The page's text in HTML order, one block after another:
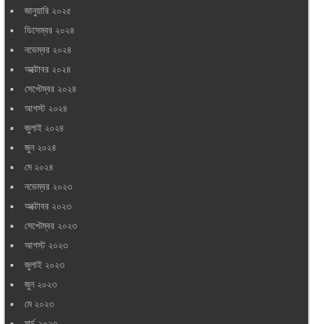
জানুয়ারি ২০২৫
ডিসেম্বর ২০২৪
নভেম্বর ২০২৪
অক্টোবর ২০২৪
সেপ্টেম্বর ২০২৪
আগস্ট ২০২৪
জুলাই ২০২৪
জুন ২০২৪
মে ২০২৪
নভেম্বর ২০২৩
অক্টোবর ২০২৩
সেপ্টেম্বর ২০২৩
আগস্ট ২০২৩
জুলাই ২০২৩
জুন ২০২৩
মে ২০২৩